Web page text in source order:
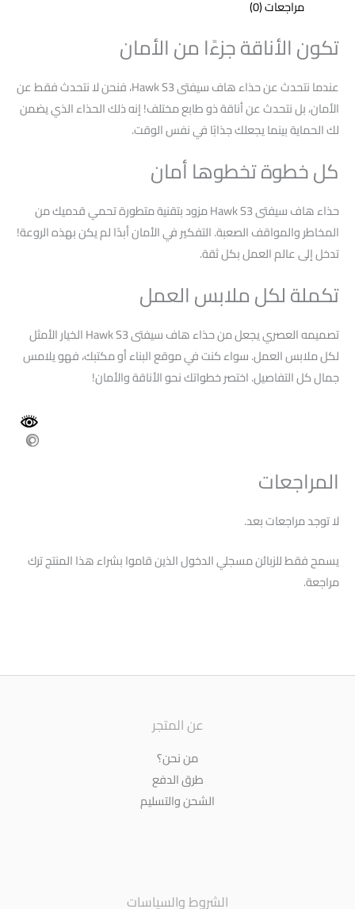
مراجعات (0)
تكون الأناقة جزءًا من الأمان
عندما نتحدث عن حذاء هاف سيفتى Hawk S3، فنحن لا نتحدث فقط عن
الأمان، بل نتحدث عن أناقة ذو طابع مختلف! إنه ذلك الحذاء الذي يضمن
لك الحماية بينما يجعلك جذابًا في نفس الوقت.
كل خطوة تخطوها أمان
حذاء هاف سيفتى Hawk S3 مزود بتقنية متطورة تحمي قدميك من
المخاطر والمواقف الصعبة. التفكير في الأمان أبدًا لم يكن بهذه الروعة!
تدخل إلى عالم العمل بكل ثقة.
تكملة لكل ملابس العمل
تصميمه العصري يجعل من حذاء هاف سيفتى Hawk S3 الخيار الأمثل
لكل ملابس العمل. سواء كنت في موقع البناء أو مكتبك، فهو يلامس
جمال كل التفاصيل. اختصر خطواتك نحو الأناقة والأمان!
المراجعات
لا توجد مراجعات بعد.
يسمح فقط للزبائن مسجلي الدخول الذين قاموا بشراء هذا المنتج ترك
مراجعة.
عن المتجر
من نحن؟
طرق الدفع
الشحن والتسليم
الشروط والسياسات